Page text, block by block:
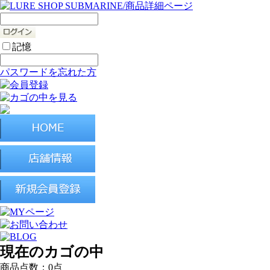
記憶
パスワードを忘れた方
現在のカゴの中
商品点数： 0点